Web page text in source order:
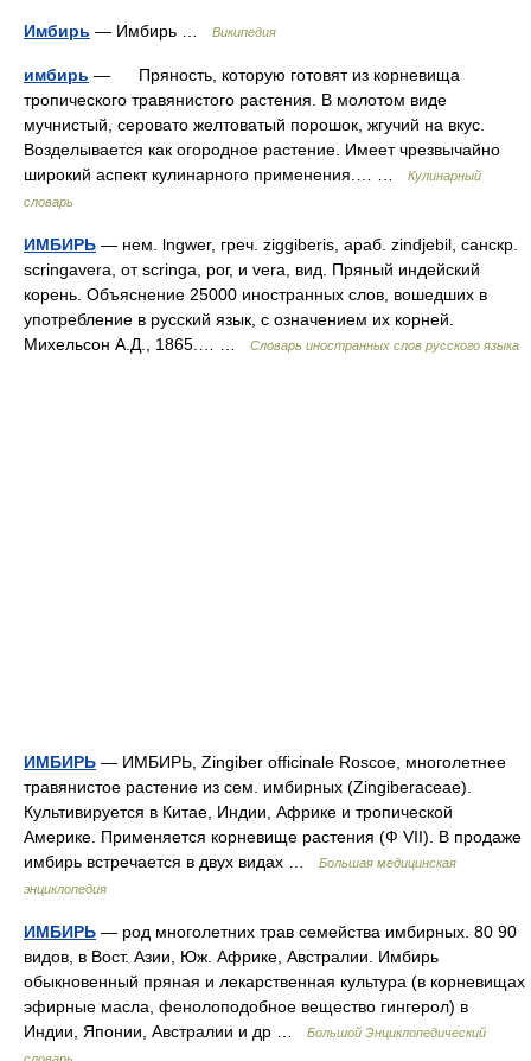
Имбирь — Имбирь … Википедия
имбирь — Пряность, которую готовят из корневища
тропического травянистого растения. В молотом виде
мучнистый, серовато желтоватый порошок, жгучий на вкус.
Возделывается как огородное растение. Имеет чрезвычайно
широкий аспект кулинарного применения.… …
Кулинарный
словарь
ИМБИРЬ — нем. lngwer, греч. ziggiberis, араб. zindjebil, санскр.
scringavera, от scringa, рог, и vera, вид. Пряный индейский
корень. Объяснение 25000 иностранных слов, вошедших в
употребление в русский язык, с означением их корней.
Михельсон А.Д., 1865.… …
Словарь иностранных слов русского языка
ИМБИРЬ — ИМБИРЬ, Zingiber officinale Roscoe, многолетнее
травянистое растение из сем. имбирных (Zingiberaceae).
Культивируется в Китае, Индии, Африке и тропической
Америке. Применяется корневище растения (Ф VII). В продаже
имбирь встречается в двух видах …
Большая медицинская
энциклопедия
ИМБИРЬ — род многолетних трав семейства имбирных. 80 90
видов, в Вост. Азии, Юж. Африке, Австралии. Имбирь
обыкновенный пряная и лекарственная культура (в корневищах
эфирные масла, фенолоподобное вещество гингерол) в
Индии, Японии, Австралии и др …
Большой Энциклопедический